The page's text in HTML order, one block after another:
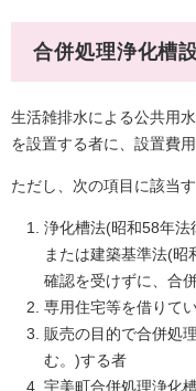
合併処理浄化槽
生活雑排水による公共用
を設置する者に、設置費
ただし、次の項目に該当
浄化槽法(昭和58年
または建築基準法(昭
確認を受けずに、合
専用住宅等を借りて
販売の目的で合併処
む。)する者
宇美町合併処理浄化